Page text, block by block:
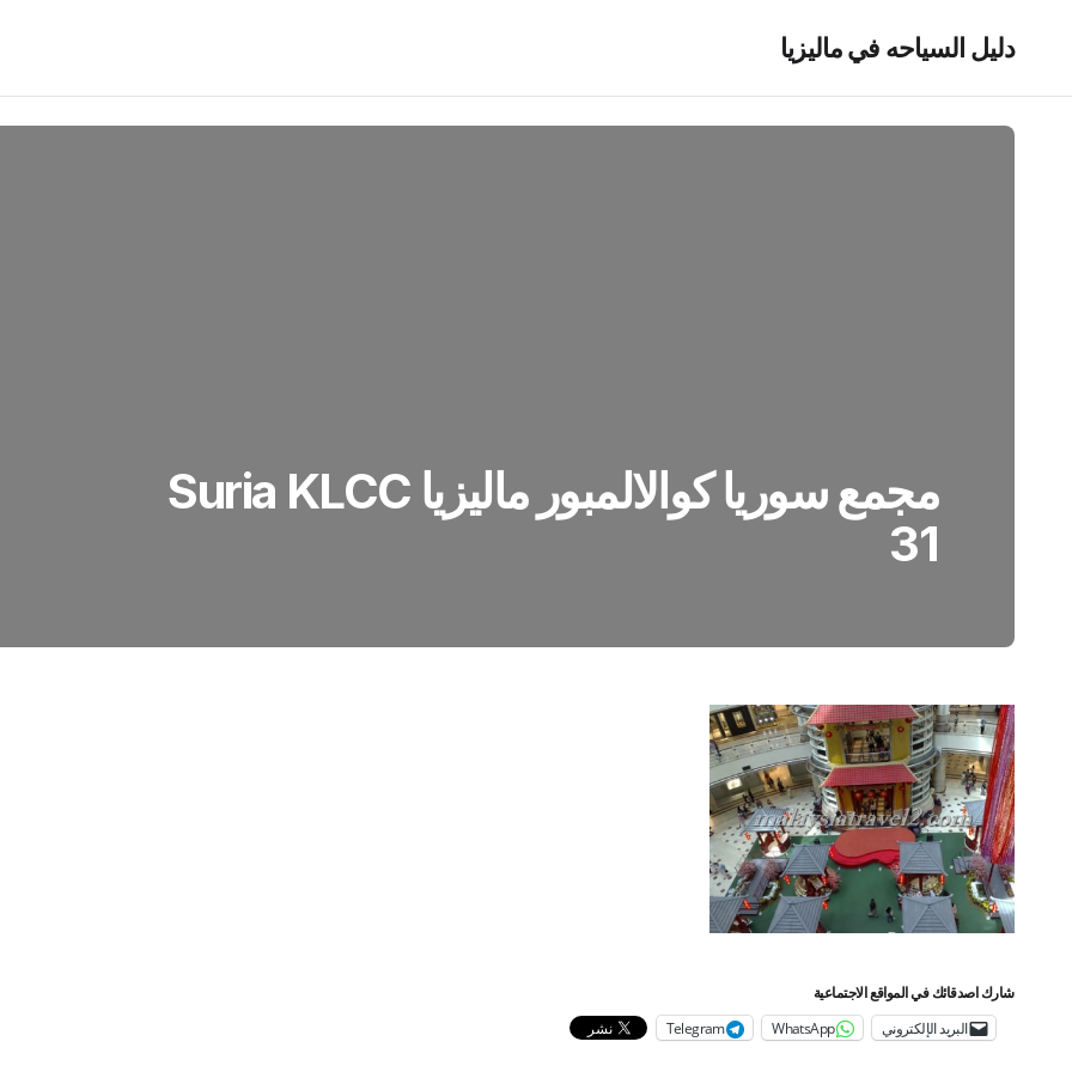
دليل السياحه في ماليزيا
مجمع سوريا كوالالمبور ماليزيا Suria KLCC
31
شارك اصدقائك في المواقع الاجتماعية
البريد الإلكتروني WhatsApp
Telegram